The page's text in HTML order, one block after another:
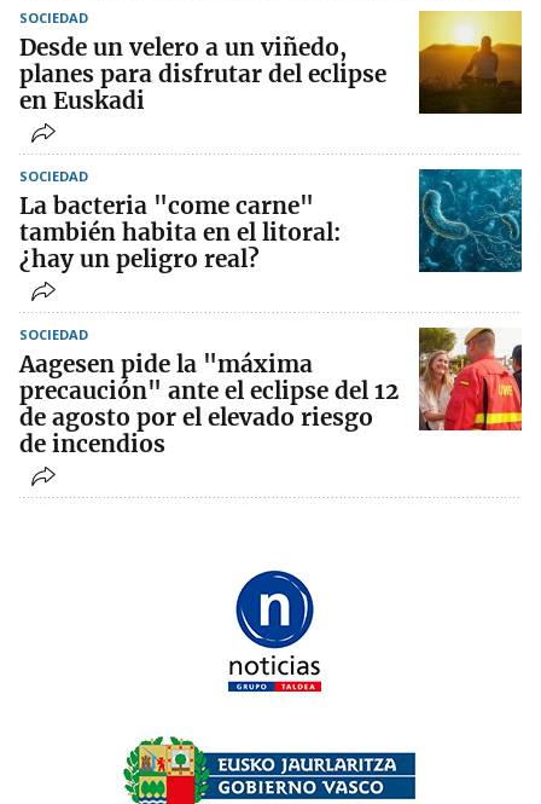
SOCIEDAD
Desde un velero a un viñedo,
planes para disfrutar del eclipse
en Euskadi
SOCIEDAD
La bacteria "come carne"
también habita en el litoral:
¿hay un peligro real?
SOCIEDAD
Aagesen pide la "máxima
precaución" ante el eclipse del 12
de agosto por el elevado riesgo
de incendios